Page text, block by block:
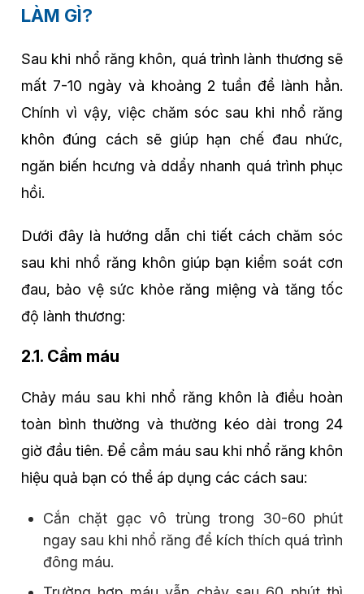
LÀM GÌ?
Sau khi nhổ răng khôn, quá trình lành thương sẽ
mất 7-10 ngày và khoảng 2 tuần để lành hẳn.
Chính vì vậy, việc chăm sóc sau khi nhổ răng
khôn đúng cách sẽ giúp hạn chế đau nhức,
ngăn biến hcưng và ddẩy nhanh quá trình phục
hồi.
Dưới đây là hướng dẫn chi tiết cách chăm sóc
sau khi nhổ răng khôn giúp bạn kiểm soát cơn
đau, bảo vệ sức khỏe răng miệng và tăng tốc
độ lành thương:
2.1. Cầm máu
Chảy máu sau khi nhổ răng khôn là điều hoàn
toàn bình thường và thường kéo dài trong 24
giờ đầu tiên. Để cầm máu sau khi nhổ răng khôn
hiệu quả bạn có thể áp dụng các cách sau:
Cắn chặt gạc vô trùng trong 30-60 phút
ngay sau khi nhổ răng để kích thích quá trình
đông máu.